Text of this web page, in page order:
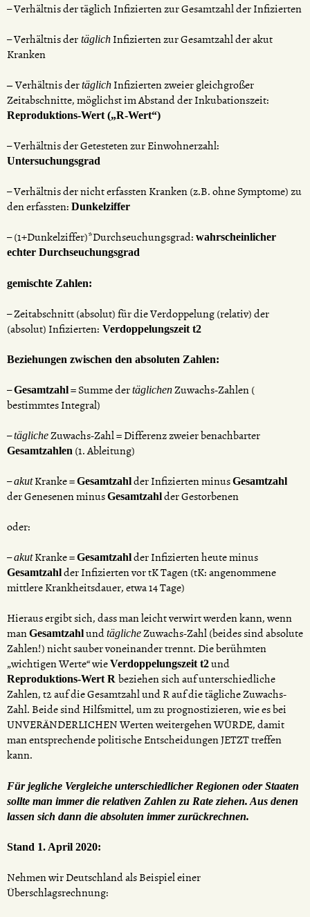
– Verhältnis der täglich Infizierten zur Gesamtzahl der Infizierten
– Verhältnis der täglich Infizierten zur Gesamtzahl der akut
Kranken
–Verhältnis dertäglich Infizierten zweier gleichgroßer
Zeitabschnitte, möglichst im Abstand der Inkubationszeit:
Reproduktions-Wert („R-Wert“)
– Verhältnis der Getesteten zur Einwohnerzahl:
Untersuchungsgrad
– Verhältnis der nicht erfassten Kranken (z.B. ohne Symptome) zu
den erfassten: Dunkelziffer
– (1+Dunkelziffer)*Durchseuchungsgrad: wahrscheinlicher
echter Durchseuchungsgrad
gemischte Zahlen:
– Zeitabschnitt (absolut) für die Verdoppelung (relativ) der
(absolut) Infizierten: Verdoppelungszeit t2
Beziehungen zwischen den absoluten Zahlen:
–Gesamtzahl= Summe dertäglichenZuwachs-Zahlen (
bestimmtes Integral)
–täglicheZuwachs-Zahl = Differenz zweier benachbarter
Gesamtzahlen (1. Ableitung)
–akutKranke =Gesamtzahlder Infizierten minusGesamtzahl
der Genesenen minusGesamtzahlder Gestorbenen
oder:
–akutKranke =Gesamtzahlder Infizierten heute minus
Gesamtzahlder Infizierten vor tK Tagen (tK: angenommene
mittlere Krankheitsdauer, etwa 14 Tage)
Hieraus ergibt sich, dass man leicht verwirt werden kann, wenn
manGesamtzahlundtäglicheZuwachs-Zahl (beides sind absolute
Zahlen!) nicht sauber voneinander trennt. Die berühmten
„wichtigen Werte“ wieVerdoppelungszeit t2und
Reproduktions-Wert R beziehen sich auf unterschiedliche
Zahlen, t2 auf die Gesamtzahl und R auf die tägliche Zuwachs-
Zahl. Beide sind Hilfsmittel, um zu prognostizieren, wie es bei
UNVERÄNDERLICHEN Werten weitergehen WÜRDE, damit
man entsprechende politische Entscheidungen JETZT treffen
kann.
Für jegliche Vergleiche unterschiedlicher Regionen oder Staaten
sollte man immer die relativen Zahlen zu Rate ziehen. Aus denen
lassen sich dann die absoluten immer zurückrechnen.
Stand 1. April 2020:
Nehmen wir Deutschland als Beispiel einer
Überschlagsrechnung: